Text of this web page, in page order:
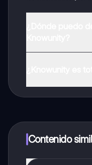
a determinadas
Contenido